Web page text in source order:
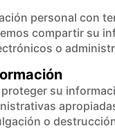
personal con
compartir su
o
su
o